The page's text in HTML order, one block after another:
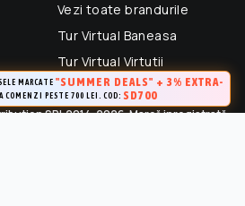
Vezi toate brandurile
Tur Virtual Baneasa
Tur Virtual Virtutii
SRL 2014-2026. Marcă inregistrată.
MARCATE "SUMMER DEALS" + 3% EXTRA-
COMENZI PESTE 700 LEI. COD: SD700